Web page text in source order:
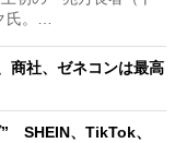
氏。…
商社、ゼネコンは最高
SHEIN、TikTok、